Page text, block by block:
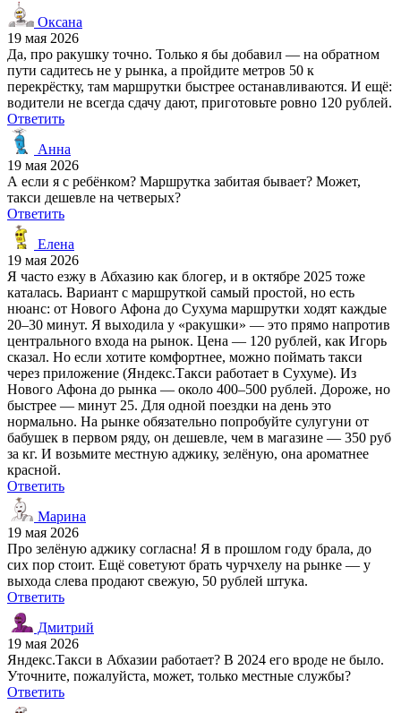
Оксана
19 мая 2026
Да, про ракушку точно. Только я бы добавил — на обратном
пути садитесь не у рынка, а пройдите метров 50 к
перекрёстку, там маршрутки быстрее останавливаются. И ещё:
водители не всегда сдачу дают, приготовьте ровно 120 рублей.
Ответить
Анна
19 мая 2026
А если я с ребёнком? Маршрутка забитая бывает? Может,
такси дешевле на четверых?
Ответить
Елена
19 мая 2026
Я часто езжу в Абхазию как блогер, и в октябре 2025 тоже
каталась. Вариант с маршруткой самый простой, но есть
нюанс: от Нового Афона до Сухума маршрутки ходят каждые
20–30 минут. Я выходила у «ракушки» — это прямо напротив
центрального входа на рынок. Цена — 120 рублей, как Игорь
сказал. Но если хотите комфортнее, можно поймать такси
через приложение (Яндекс.Такси работает в Сухуме). Из
Нового Афона до рынка — около 400–500 рублей. Дороже, но
быстрее — минут 25. Для одной поездки на день это
нормально. На рынке обязательно попробуйте сулугуни от
бабушек в первом ряду, он дешевле, чем в магазине — 350 руб
за кг. И возьмите местную аджику, зелёную, она ароматнее
красной.
Ответить
Марина
19 мая 2026
Про зелёную аджику согласна! Я в прошлом году брала, до
сих пор стоит. Ещё советуют брать чурчхелу на рынке — у
выхода слева продают свежую, 50 рублей штука.
Ответить
Дмитрий
19 мая 2026
Яндекс.Такси в Абхазии работает? В 2024 его вроде не было.
Уточните, пожалуйста, может, только местные службы?
Ответить